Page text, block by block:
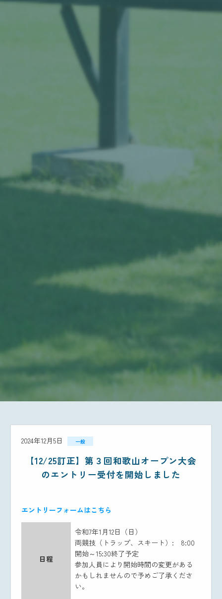
2024年12月5日 一般
【12/25訂正】第３回和歌山オープン大会
のエントリー受付を開始しました
エントリーフォームはこちら
日程
令和7年1月12日（日）
両競技（トラップ、スキート）: 8:00
開始～15:30終了予定
参加人員により開始時間の変更がある
かもしれませんので予めご了承くださ
い。